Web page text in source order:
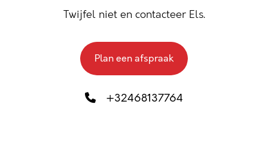
Twijfel niet en contacteer Els.
Plan een afspraak
+32468137764